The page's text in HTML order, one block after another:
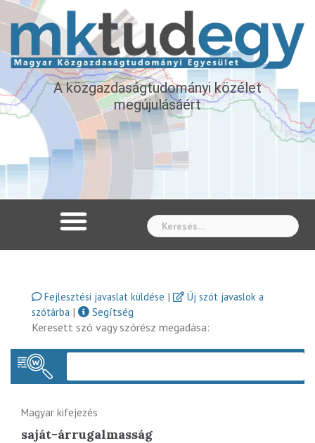
A közgazdaságtudományi közélet
megújulásáért
Fejlesztési javaslat küldése |
Új szót javaslok a
szótárba |
Segítség
Keresett szó vagy szórész megadása:
Magyar kifejezés
saját-árrugalmasság